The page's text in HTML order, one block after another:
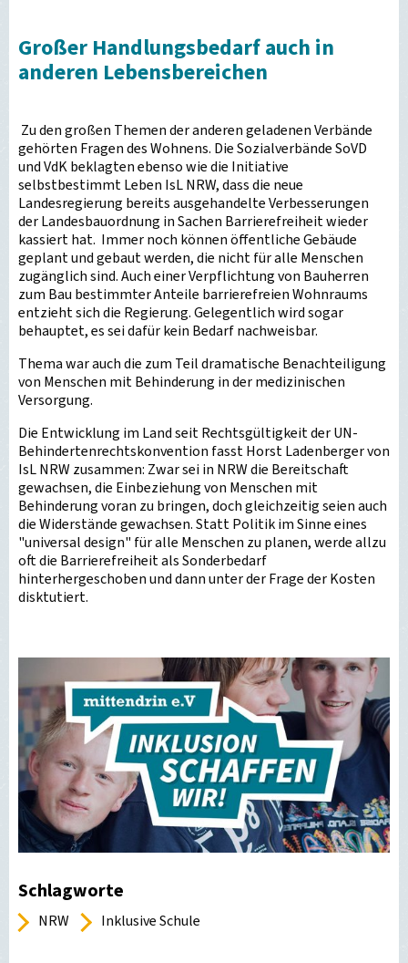
Großer Handlungsbedarf auch in
anderen Lebensbereichen
Zu den großen Themen der anderen geladenen Verbände
gehörten Fragen des Wohnens. Die Sozialverbände SoVD
und VdK beklagten ebenso wie die Initiative
selbstbestimmt Leben IsL NRW, dass die neue
Landesregierung bereits ausgehandelte Verbesserungen
der Landesbauordnung in Sachen Barrierefreiheit wieder
kassiert hat. Immer noch können öffentliche Gebäude
geplant und gebaut werden, die nicht für alle Menschen
zugänglich sind. Auch einer Verpflichtung von Bauherren
zum Bau bestimmter Anteile barrierefreien Wohnraums
entzieht sich die Regierung. Gelegentlich wird sogar
behauptet, es sei dafür kein Bedarf nachweisbar.
Thema war auch die zum Teil dramatische Benachteiligung
von Menschen mit Behinderung in der medizinischen
Versorgung.
Die Entwicklung im Land seit Rechtsgültigkeit der UN-
Behindertenrechtskonvention fasst Horst Ladenberger von
IsL NRW zusammen: Zwar sei in NRW die Bereitschaft
gewachsen, die Einbeziehung von Menschen mit
Behinderung voran zu bringen, doch gleichzeitig seien auch
die Widerstände gewachsen. Statt Politik im Sinne eines
"universal design" für alle Menschen zu planen, werde allzu
oft die Barrierefreiheit als Sonderbedarf
hinterhergeschoben und dann unter der Frage der Kosten
disktutiert.
Schlagworte
NRW Inklusive Schule